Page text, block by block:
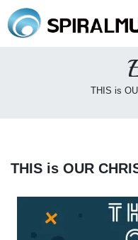
THIS is
THIS is OUR